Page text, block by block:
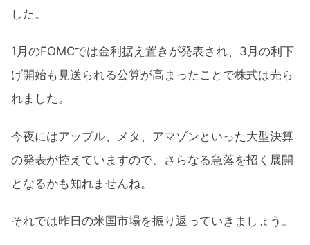
した。
1月のFOMCでは金利据え置きが発表され、3月の利下
げ開始も見送られる公算が高まったことで株式は売ら
れました。
今夜にはアップル、メタ、アマゾンといった大型決算
の発表が控えていますので、さらなる急落を招く展開
となるかも知れませんね。
それでは昨日の米国市場を振り返っていきましょう。